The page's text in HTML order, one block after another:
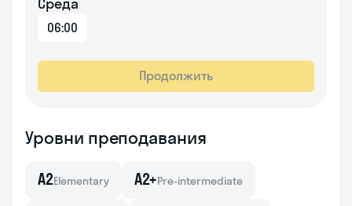
06:00
Продолжить
Уровни преподавания
A2Elementary A2+Pre-intermediate